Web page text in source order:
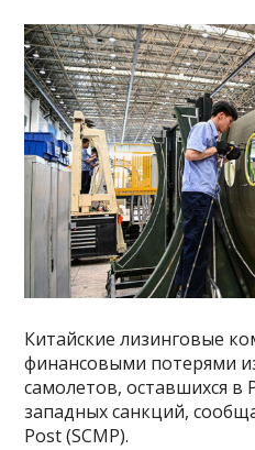
Китайские лизинговые
финансовыми потерями
самолетов, оставшихся в
западных санкций,
Post (SCMP).